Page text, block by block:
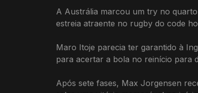
A Austrália marcou um try no
estreia atraente no rugby do code
Maro Itoje parecia ter garantido à
para acertar a bola no reinício para
Após sete fases, Max Jorgensen